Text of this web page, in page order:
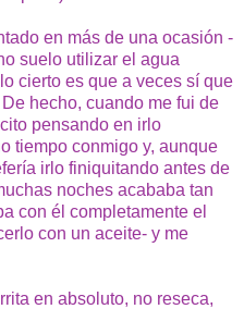
en más de una ocasión -
suelo utilizar el agua
cierto es que a veces sí que
hecho, cuando me fui de
pensando en irlo
tiempo conmigo y, aunque
irlo finiquitando antes de
noches acababa tan
con él completamente el
con un aceite- y me
en absoluto, no reseca,